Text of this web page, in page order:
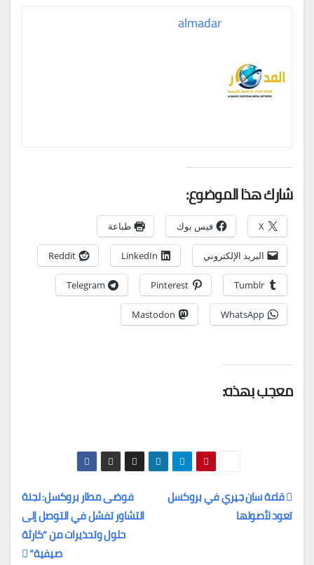
almadar
شارك هذا الموضوع:
X فيس بوك طباعة
البريد الإلكتروني LinkedIn
Reddit
Tumblr
Pinterest
Telegram
WhatsApp
Mastodon
معجب بهذه:
تصفّح
فوضى مطار بروكسل: لجنة
التشاور تفشل في التوصل إلى
حلول وتحذيرات من “كارثة
صيفية”
قاعة سان جيري في بروكسل
تعود لأصولها